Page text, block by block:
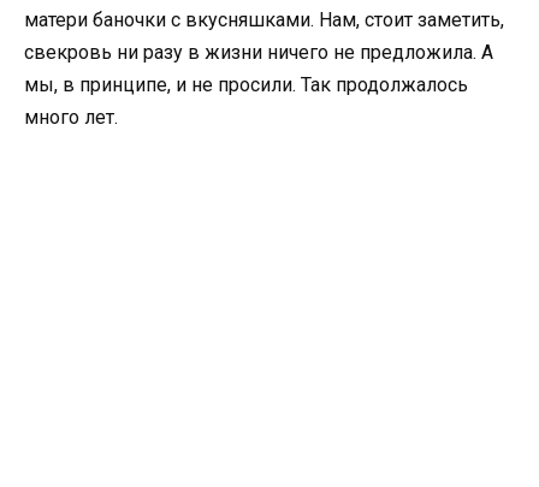
матери баночки с вкусняшками. Нам, стоит заметить,
свекровь ни разу в жизни ничего не предложила. А
мы, в принципе, и не просили. Так продолжалось
много лет.